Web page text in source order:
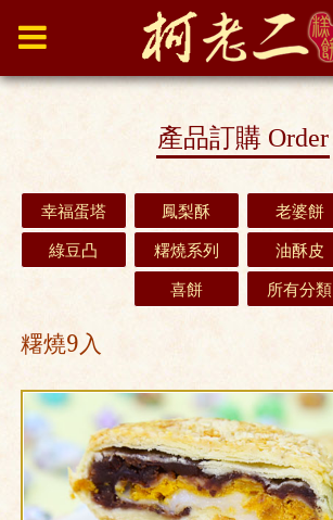
產品訂購 Order
幸福蛋塔 鳳梨酥 老婆餅
綠豆凸
糬燒系列 油酥皮
喜餅
所有分類
糬燒9入